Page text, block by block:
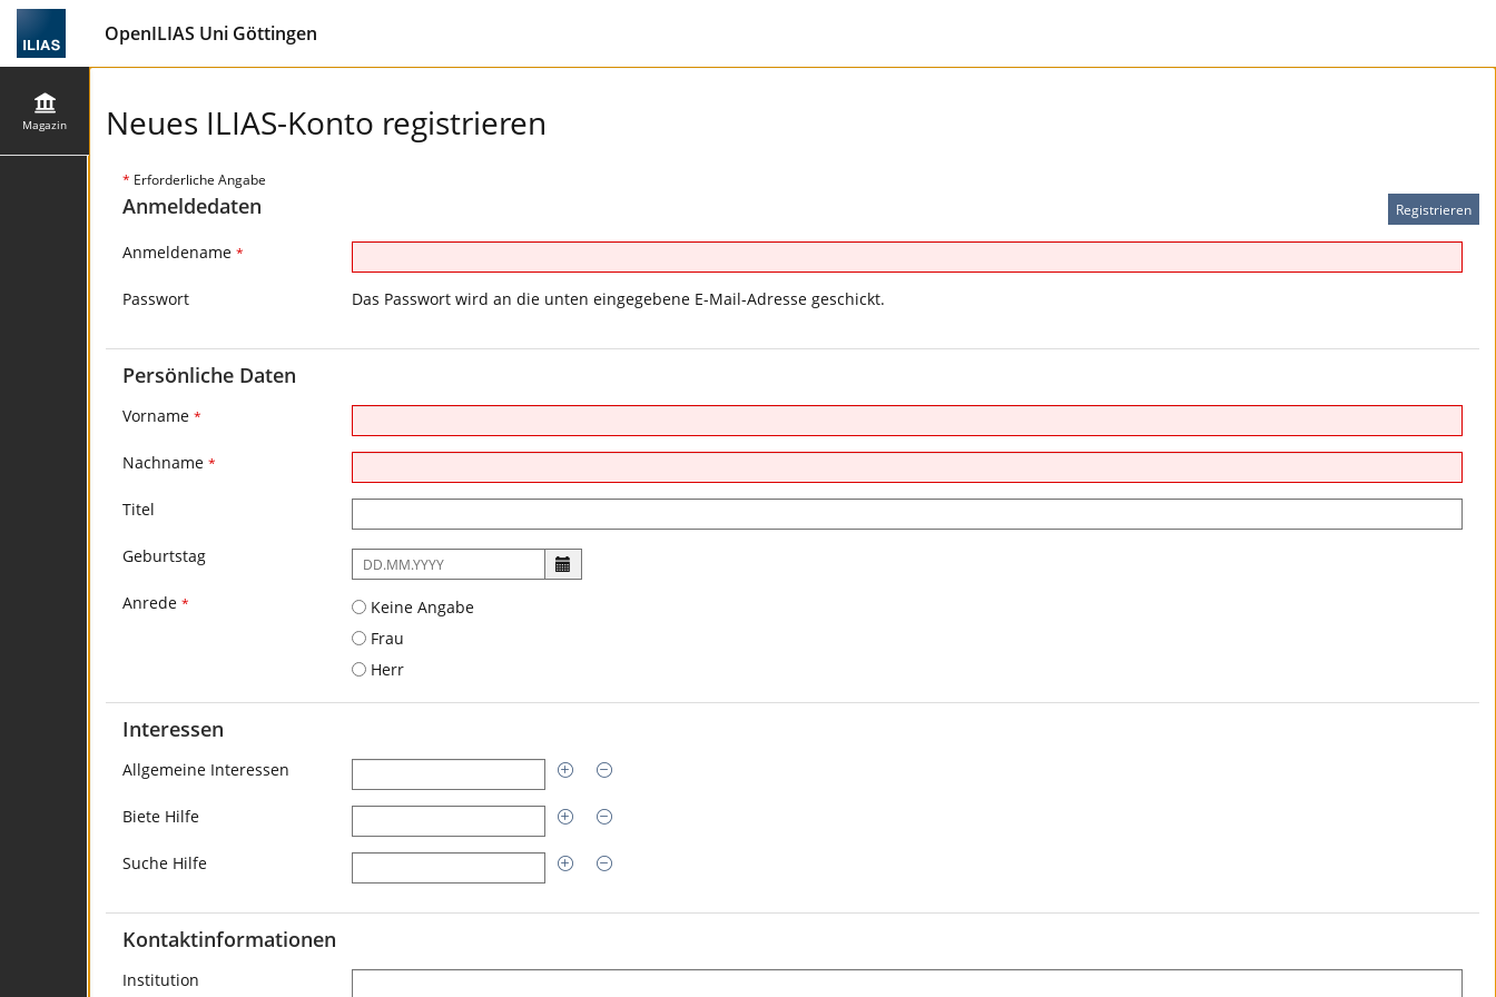
OpenILIAS Uni Göttingen
Magazin Neues ILIAS-Konto registrieren
* Erforderliche Angabe
Anmeldedaten
Anmeldename *
Passwort Das Passwort wird an die unten eingegebene E-Mail-Adresse geschickt.
Persönliche Daten
Vorname *
Nachname *
Titel
Geburtstag
Es
ist
folgendes
gefordert:
DD.MM.YYYY
Anrede *
Keine Angabe
Frau
Herr
Interessen
Allgemeine Interessen
Biete Hilfe
Suche Hilfe
Kontaktinformationen
Institution